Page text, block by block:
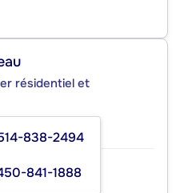
résidentiel et
838-2494
841-1888
commercial